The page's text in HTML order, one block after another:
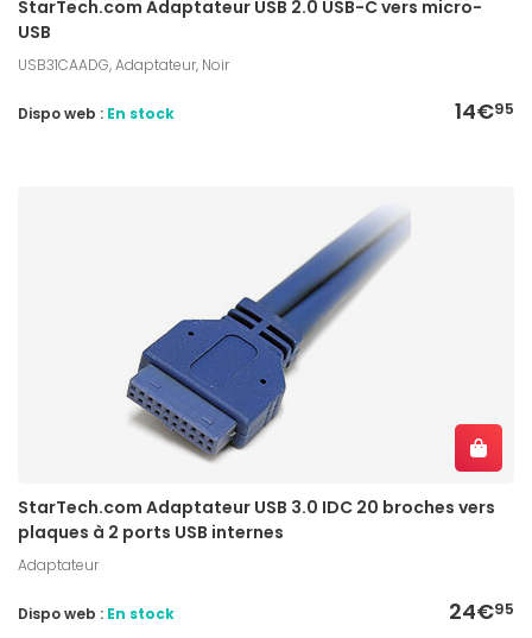
StarTech.com Adaptateur USB 2.0 USB-C vers micro-
USB
USB31CAADG, Adaptateur, Noir
14€95
Dispo web : En stock
StarTech.com Adaptateur USB 3.0 IDC 20 broches vers
plaques à 2 ports USB internes
Adaptateur
24€95
Dispo web : En stock